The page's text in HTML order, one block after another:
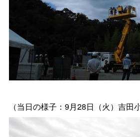
（当日の様子：9月28日（火）吉田